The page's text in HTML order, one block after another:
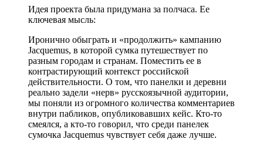
Идея проекта была придумана за полчаса. Ее
ключевая мысль:
Иронично обыграть и «продолжить» кампанию
Jacquemus, в которой сумка путешествует по
разным городам и странам. Поместить ее в
контрастирующий контекст российской
действительности. О том, что панелки и деревни
реально задели «нерв» русскоязычной аудитории,
мы поняли из огромного количества комментариев
внутри пабликов, опубликовавших кейс. Кто-то
смеялся, а кто-то говорил, что среди панелек
сумочка Jacquemus чувствует себя даже лучше.